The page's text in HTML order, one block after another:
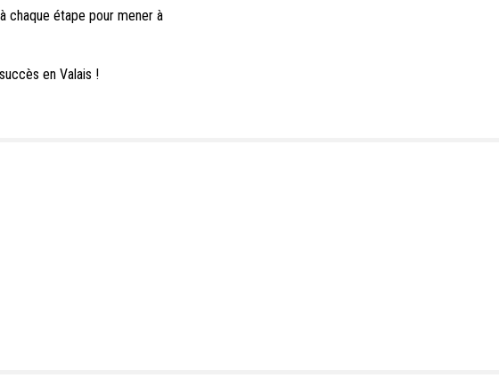
chaque étape pour mener à
en Valais !